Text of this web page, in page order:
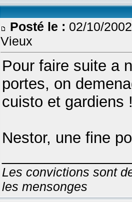
Posté le : 02/10/
Vieux
Pour faire suite a
portes, on
cuisto et gardiens
Nestor, une fine
Les convictions sont
les mensonges